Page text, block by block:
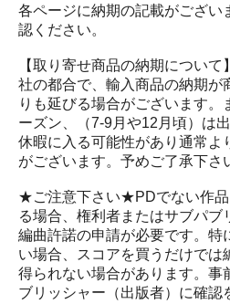
各ページに納期の記載がござい
認ください。
【取り寄せ商品の納期につい
社の都合で、輸入商品の納期が
りも延びる場合がございます。
ーズン、（7-9月や12月頃）は
休暇に入る可能性があり通常よ
がございます。予めご了承下さ
★ご注意下さい★PDでない作品
る場合、権利者またはサブパブ
編曲許諾の申請が必要です。特
い場合、スコアを買うだけでは
得られない場合があります。事
ブリッシャー（出版者）に確認